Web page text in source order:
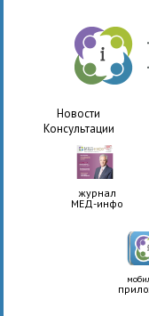
Новости
Консультации
журнал
МЕД-инфо